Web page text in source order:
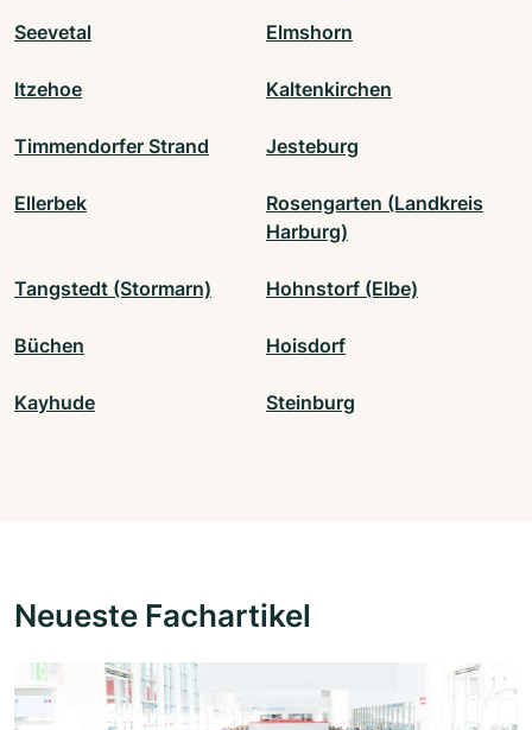
Seevetal Elmshorn
Itzehoe Kaltenkirchen
Timmendorfer Strand Jesteburg
Ellerbek
Rosengarten (Landkreis
Harburg)
Tangstedt (Stormarn) Hohnstorf (Elbe)
Büchen Hoisdorf
Kayhude Steinburg
Neueste Fachartikel